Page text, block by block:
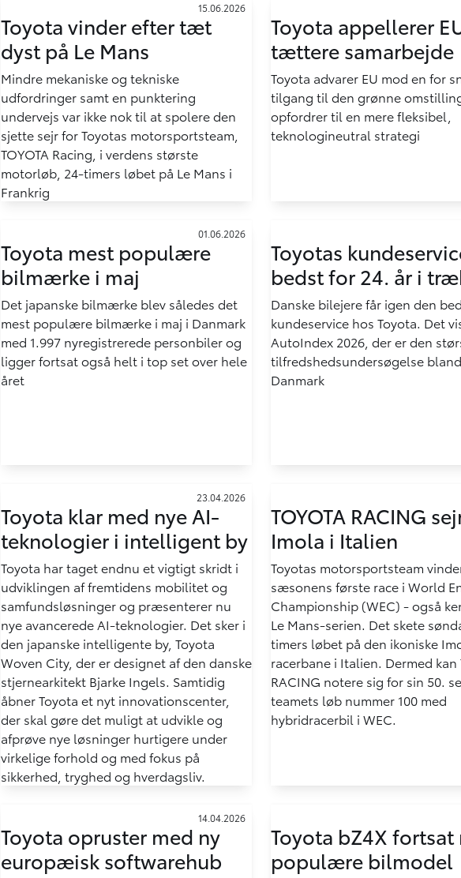
15.06.2026
Toyota vinder efter tæt
dyst på Le Mans
Mindre mekaniske og tekniske
udfordringer samt en punktering
undervejs var ikke nok til at spolere den
sjette sejr for Toyotas motorsportsteam,
TOYOTA Racing, i verdens største
motorløb, 24-timers løbet på Le Mans i
Frankrig
Toyota appellerer
tættere samarbejde
Toyota advarer EU mod en for
tilgang til den grønne
opfordrer til en mere fleksibel,
teknologineutral strategi
01.06.2026
Toyota mest populære
bilmærke i maj
Det japanske bilmærke blev således det
mest populære bilmærke i maj i Danmark
med 1.997 nyregistrerede personbiler og
ligger fortsat også helt i top set over hele
året
Toyotas
bedst for 24. år i
Danske bilejere får igen den
kundeservice hos Toyota. Det
AutoIndex 2026, der er den
tilfredshedsundersøgelse
Danmark
23.04.2026
Toyota klar med nye AI-
teknologier i intelligent by
Toyota har taget endnu et vigtigt skridt i
udviklingen af fremtidens mobilitet og
samfundsløsninger og præsenterer nu
nye avancerede AI-teknologier. Det sker i
den japanske intelligente by, Toyota
Woven City, der er designet af den danske
stjernearkitekt Bjarke Ingels. Samtidig
åbner Toyota et nyt innovationscenter,
der skal gøre det muligt at udvikle og
afprøve nye løsninger hurtigere under
virkelige forhold og med fokus på
sikkerhed, tryghed og hverdagsliv.
TOYOTA RACING
Imola i Italien
Toyotas motorsportsteam
sæsonens første race i World
Championship (WEC) - også
Le Mans-serien. Det skete
timers løbet på den ikoniske
racerbane i Italien. Dermed kan
RACING notere sig for sin 50.
teamets løb nummer 100 med
hybridracerbil i WEC.
14.04.2026
Toyota opruster med ny
europæisk softwarehub
Toyota bZ4X fortsat
populære bilmodel